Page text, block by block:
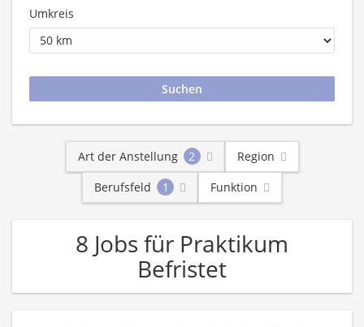
Umkreis
Art der Anstellung 2
Region
Berufsfeld
1 Funktion
8 Jobs für Praktikum
Befristet